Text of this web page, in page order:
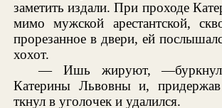
заметить издали. При проходе
мимо мужской арестантской,
прорезанное в двери, ей
хохот.
— Ишь жируют, —буркнул
Катерины Львовны и,
ткнул в уголочек и удалился.